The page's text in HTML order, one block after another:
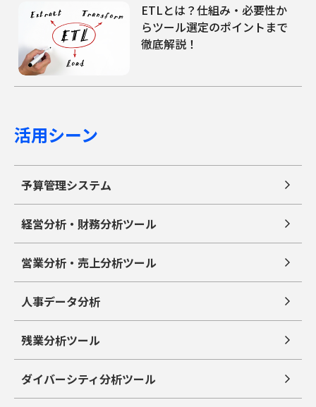
ETLとは？仕組み・必要性か
らツール選定のポイントまで
徹底解説！
活用シーン
予算管理システム
経営分析・財務分析ツール
営業分析・売上分析ツール
人事データ分析
残業分析ツール
ダイバーシティ分析ツール